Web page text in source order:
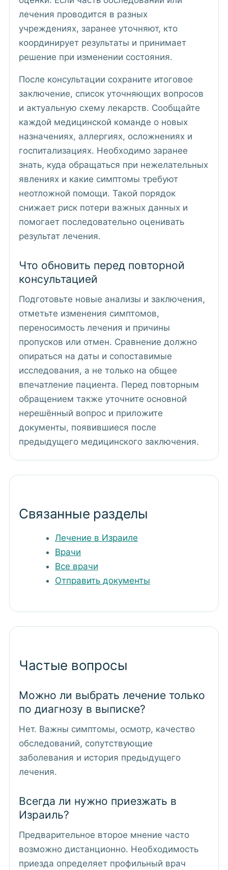
лечения проводится в разных
учреждениях, заранее уточняют, кто
координирует результаты и принимает
решение при изменении состояния.
После консультации сохраните итоговое
заключение, список уточняющих вопросов
и актуальную схему лекарств. Сообщайте
каждой медицинской команде о новых
назначениях, аллергиях, осложнениях и
госпитализациях. Необходимо заранее
знать, куда обращаться при нежелательных
явлениях и какие симптомы требуют
неотложной помощи. Такой порядок
снижает риск потери важных данных и
помогает последовательно оценивать
результат лечения.
Что обновить перед повторной
консультацией
Подготовьте новые анализы и заключения,
отметьте изменения симптомов,
переносимость лечения и причины
пропусков или отмен. Сравнение должно
опираться на даты и сопоставимые
исследования, а не только на общее
впечатление пациента. Перед повторным
обращением также уточните основной
нерешённый вопрос и приложите
документы, появившиеся после
предыдущего медицинского заключения.
Связанные разделы
Лечение в Израиле
Врачи
Все врачи
Отправить документы
Частые вопросы
Можно ли выбрать лечение только
по диагнозу в выписке?
Нет. Важны симптомы, осмотр, качество
обследований, сопутствующие
заболевания и история предыдущего
лечения.
Всегда ли нужно приезжать в
Израиль?
Предварительное второе мнение часто
возможно дистанционно. Необходимость
приезда определяет профильный врач